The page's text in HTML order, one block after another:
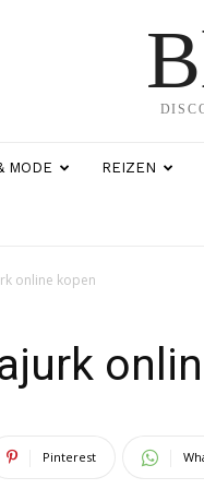
MODE REIZEN
online kopen
Pinterest